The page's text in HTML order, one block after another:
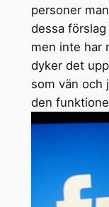
personer
dessa
men inte har
dyker det
som vän och
den